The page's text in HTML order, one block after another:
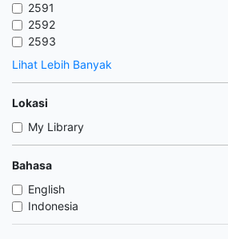
2591
2592
2593
Lihat Lebih Banyak
Lokasi
My Library
Bahasa
English
Indonesia